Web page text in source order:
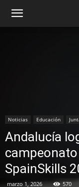
Noticias Educación
Andalucía
SpainSkills
marzo 1, 2026 570